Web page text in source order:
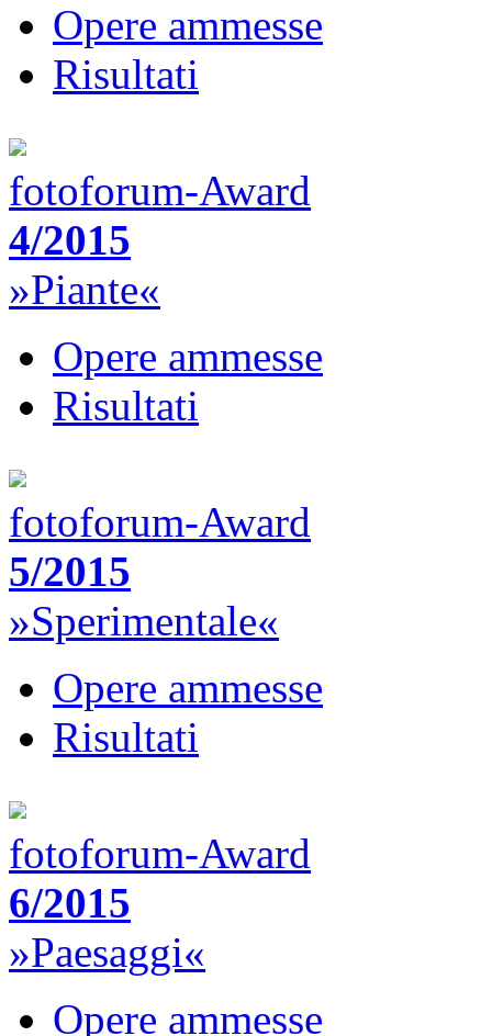
Opere ammesse
Risultati
fotoforum-Award
4/2015
»Piante«
Opere ammesse
Risultati
fotoforum-Award
5/2015
»Sperimentale«
Opere ammesse
Risultati
fotoforum-Award
6/2015
»Paesaggi«
Opere ammesse